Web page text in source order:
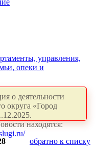
управления,
опеки и
о деятельности
округа «Город
находятся:
обратно к списку